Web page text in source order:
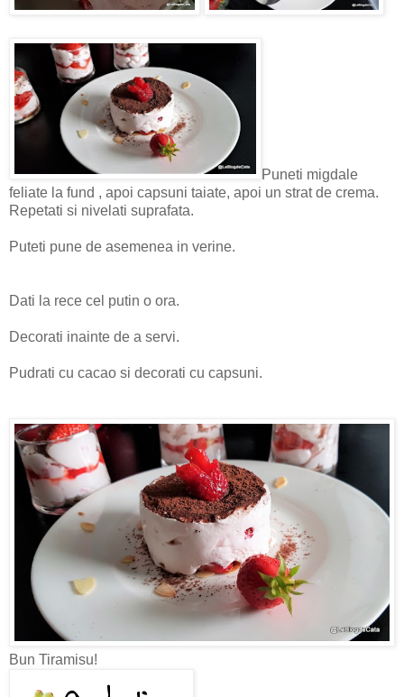
Puneti migdale
feliate la fund , apoi capsuni taiate, apoi un strat de crema.
Repetati si nivelati suprafata.
Puteti pune de asemenea in verine.
Dati la rece cel putin o ora.
Decorati inainte de a servi.
Pudrati cu cacao si decorati cu capsuni.
Bun Tiramisu!